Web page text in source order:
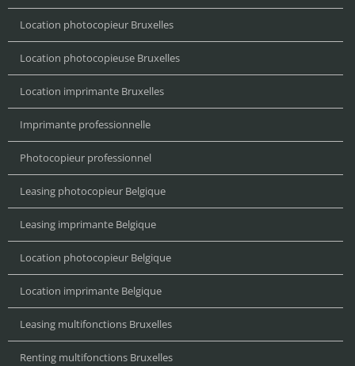
Location photocopieur Bruxelles
Location photocopieuse Bruxelles
Location imprimante Bruxelles
Imprimante professionnelle
Photocopieur professionnel
Leasing photocopieur Belgique
Leasing imprimante Belgique
Location photocopieur Belgique
Location imprimante Belgique
Leasing multifonctions Bruxelles
Renting multifonctions Bruxelles